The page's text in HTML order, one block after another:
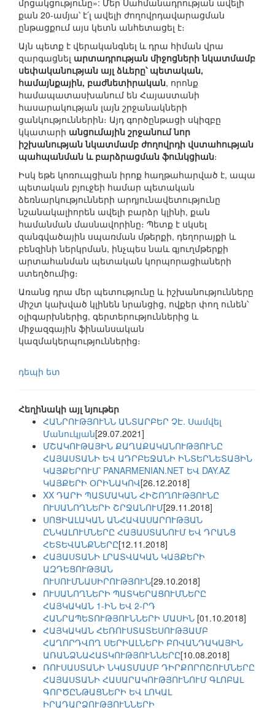
մրցակցությունը»: Մեր Սահմանադրության ավելի
քան 20-ամյա՝ է՛լ ավելի ժողովրդավարացման
ընթացքում այս կետն անհետացել է։
Այն պետք է վերականգնել և դրա հիման վրա
զարգացնել արտադրության միջոցների նկատմամբ
սեփականության այլ ձևերը՝ պետական,
համայնքային, բաժնետիրական, որոնք
համապատասխանում են Հայաստանի
հասարակության լայն շրջանակների
ցանկություններին։ Այդ գործընթացի սկիզբը
կկատարի անցումային շրջանում նոր
իշխանության նկատմամբ ժողովրդի վստահության
պահպանման և բարձրացման ֆունկցիան։
Իսկ եթե կոռուպցիան իրոք հաղթահարված է, ապա
պետական բյուջեի համար պետական
ձեռնարկությունների արդյունավետությունը
նշանակալիորեն ավելի բարձր կլինի, քան
համանման մասնավորինը։ Պետք է սկսել
զանգվածային սպառման մթերքի, դեղորայքի և
բենզինի ներկրման, ինչպես նաև գյուղմթերքի
արտահանման պետական կորպորացիաների
ստեղծումից։
Առանց դրա մեր պետությունը և իշխանությունները
միշտ կախված կլինեն նրանցից, ովքեր փող ունեն՝
օլիգարխներից, գերտերություններից և
միջազգային ֆինանսական
կազմակերպություններից։
դեպի ետ
Հեղինակի այլ նյութեր
ՀԱՆՐՈՒԹՅՈՒՆՆ ԱՆՏԱՐԲԵՐ ՉԷ. Սամվել
Մանուկյան[29.07.2021]
ՄՇԱԿՈՒԹԱՅԻՆ ՔԱՂԱՔԱԿԱՆՈՒԹՅՈՒՆԸ
ՀԱՅԱՍՏԱՆԻ ԵՎ ԱԴՐԲԵՋԱՆԻ ԻՆՏԵՐՆԵՏԱՅԻՆ
ԿԱՅՔԵՐՈՒՄ՝ PANARMENIAN.NET ԵՎ DAY.AZ
ԿԱՅՔԵՐԻ ՕՐԻՆԱԿՈՎ[26.12.2018]
XX ԴԱՐԻ ՊԱՏՄԱԿԱՆ ՀԻՇՈՂՈՒԹՅՈՒՆԸ
ՈՒՍԱՆՈՂՆԵՐԻ ՇՐՋԱՆՈՒՄ[29.11.2018]
ՍՈՑԻԱԼԱԿԱՆ ԱՆՀԱՎԱՍԱՐՈՒԹՅԱՆ
ԸՆԿԱԼՈՒՄՆԵՐԸ ՀԱՅԱՍՏԱՆՈՒՄ ԵՎ ԴՐԱՆՑ
ՀԵՏԵՎԱՆՔՆԵՐԸ[12.11.2018]
ՀԱՅԱՍՏԱՆԻ ԼՐԱՏՎԱԿԱՆ ԿԱՅՔԵՐԻ
ԱԶԴԵՑՈՒԹՅԱՆ
ՈՒՍՈՒՄՆԱՍԻՐՈՒԹՅՈՒՆ[29.10.2018]
ՈՒՍԱՆՈՂՆԵՐԻ ՊԱՏԿԵՐԱՑՈՒՄՆԵՐԸ
ՀԱՅԿԱԿԱՆ 1-ԻՆ ԵՎ 2-ՐԴ
ՀԱՆՐԱՊԵՏՈՒԹՅՈՒՆՆԵՐԻ ՄԱՍԻՆ [01.10.2018]
ՀԱՅԿԱԿԱՆ ՀԵՌՈՒՍՏԱՏԵՍՈՒԹՅԱՄԲ
ՀԱՂՈՐԴՎՈՂ ՍԵՐԻԱԼՆԵՐԻ ԲՈՎԱՆԴԱԿԱՅԻՆ
ԱՌԱՆՁՆԱՀԱՏԿՈՒԹՅՈՒՆՆԵՐԸ[10.08.2018]
ՌՈՒՍԱՍՏԱՆԻ ՆԿԱՏՄԱՄԲ ԴԻՐՔՈՐՈՇՈՒՄՆԵՐԸ
ՀԱՅԱՍՏԱՆԻ ՀԱՍԱՐԱԿՈՒԹՅՈՒՆՈՒՄ ԳԼՈԲԱԼ
ԳՈՐԾԸՆԹԱՑՆԵՐԻ ԵՎ ԼՈԿԱԼ
ԻՐԱԴԱՐՁՈՒԹՅՈՒՆՆԵՐԻ